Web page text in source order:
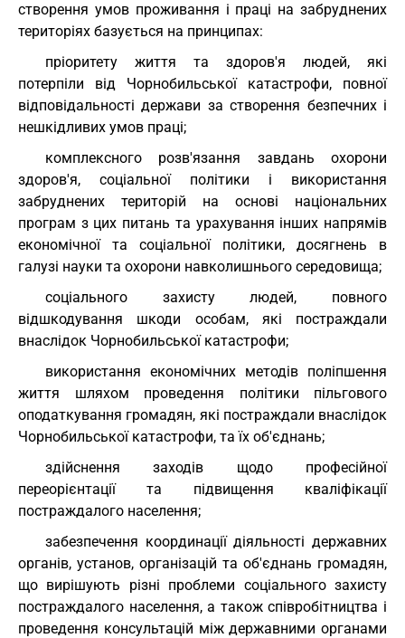
створення умов проживання і праці на забруднених
територіях базується на принципах:
пріоритету життя та здоров'я людей, які
потерпіли від Чорнобильської катастрофи, повної
відповідальності держави за створення безпечних і
нешкідливих умов праці;
комплексного розв'язання завдань охорони
здоров'я, соціальної політики і використання
забруднених територій на основі національних
програм з цих питань та урахування інших напрямів
економічної та соціальної політики, досягнень в
галузі науки та охорони навколишнього середовища;
соціального захисту людей, повного
відшкодування шкоди особам, які постраждали
внаслідок Чорнобильської катастрофи;
використання економічних методів поліпшення
життя шляхом проведення політики пільгового
оподаткування громадян, які постраждали внаслідок
Чорнобильської катастрофи, та їх об'єднань;
здійснення заходів щодо професійної
переорієнтації та підвищення кваліфікації
постраждалого населення;
забезпечення координації діяльності державних
органів, установ, організацій та об'єднань громадян,
що вирішують різні проблеми соціального захисту
постраждалого населення, а також співробітництва і
проведення консультацій між державними органами